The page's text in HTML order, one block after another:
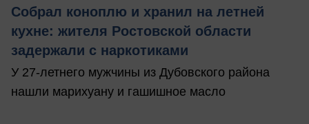
Собрал коноплю и хранил на летней
кухне: жителя Ростовской области
задержали с наркотиками
У 27-летнего мужчины из Дубовского района
нашли марихуану и гашишное масло